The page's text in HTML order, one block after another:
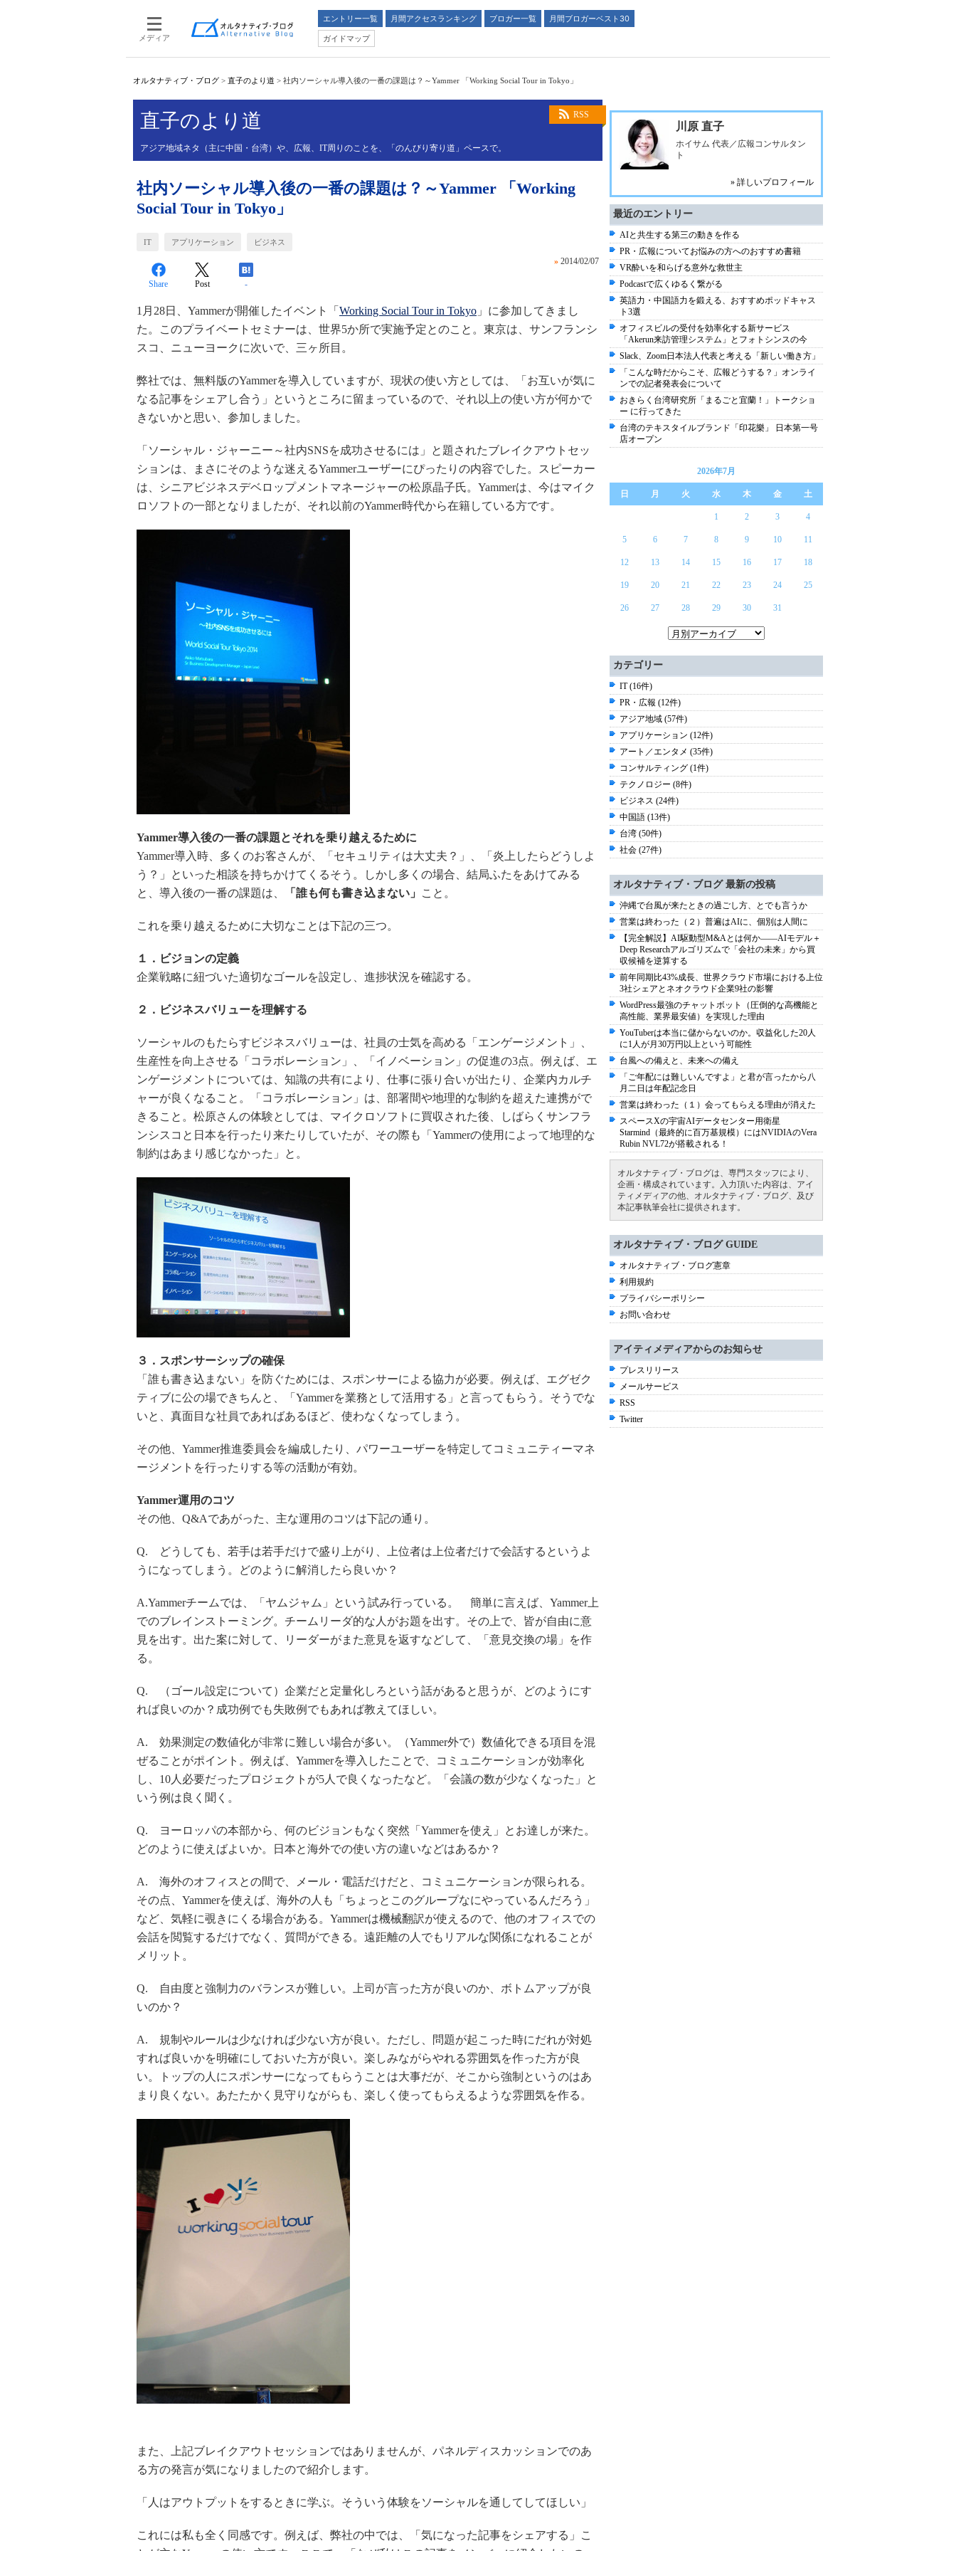
メディア
エントリー一覧 月間アクセスランキング ブロガー一覧
月間ブロガーベスト30
ガイドマップ
オルタナティブ・ブログ > 直子のより道 > 社内ソーシャル導入後の一番の課題は？～Yammer 「Working Social Tour in Tokyo」
RSS
直子のより道
アジア地域ネタ（主に中国・台湾）や、広報、IT周りのことを、「のんびり寄り道」ペースで。
社内ソーシャル導入後の一番の課題は？～Yammer 「Working
Social Tour in Tokyo」
IT アプリケーション ビジネス
» 2014/02/07
Share Post -
1月28日、Yammerが開催したイベント「 Working Social Tour in Tokyo 」に参加してきまし
た。このプライベートセミナーは、世界5か所で実施予定とのこと。東京は、サンフランシ
スコ、ニューヨークに次いで、三ヶ所目。
弊社では、無料版のYammerを導入していますが、現状の使い方としては、「お互いが気に
なる記事をシェアし合う」というところに留まっているので、それ以上の使い方が何かで
きないかと思い、参加しました。
「ソーシャル・ジャーニー～社内SNSを成功させるには」と題されたブレイクアウトセッ
ションは、まさにそのような迷えるYammerユーザーにぴったりの内容でした。スピーカー
は、シニアビジネスデベロップメントマネージャーの松原晶子氏。Yammerは、今はマイク
ロソフトの一部となりましたが、それ以前のYammer時代から在籍している方です。
Yammer導入後の一番の課題とそれを乗り越えるために
Yammer導入時、多くのお客さんが、「セキュリティは大丈夫？」、「炎上したらどうしよ
う？」といった相談を持ちかけてくるそう。しかし多くの場合、結局ふたをあけてみる
と、導入後の一番の課題は、
「誰も何も書き込まない」 こと。
これを乗り越えるために大切なことは下記の三つ。
１．ビジョンの定義
企業戦略に紐づいた適切なゴールを設定し、進捗状況を確認する。
２．ビジネスバリューを理解する
ソーシャルのもたらすビジネスバリューは、社員の士気を高める「エンゲージメント」、
生産性を向上させる「コラボレーション」、「イノベーション」の促進の3点。例えば、エ
ンゲージメントについては、知識の共有により、仕事に張り合いが出たり、企業内カルチ
ャーが良くなること。「コラボレーション」は、部署間や地理的な制約を超えた連携がで
きること。松原さんの体験としては、マイクロソフトに買収された後、しばらくサンフラ
ンシスコと日本を行ったり来たりしていたが、その際も「Yammerの使用によって地理的な
制約はあまり感じなかった」と。
３．スポンサーシップの確保
「誰も書き込まない」を防ぐためには、スポンサーによる協力が必要。例えば、エグゼク
ティブに公の場できちんと、「Yammerを業務として活用する」と言ってもらう。そうでな
いと、真面目な社員であればあるほど、使わなくなってしまう。
その他、Yammer推進委員会を編成したり、パワーユーザーを特定してコミュニティーマネ
ージメントを行ったりする等の活動が有効。
Yammer運用のコツ
その他、Q&Aであがった、主な運用のコツは下記の通り。
Q. どうしても、若手は若手だけで盛り上がり、上位者は上位者だけで会話するというよ
うになってしまう。どのように解消したら良いか？
A.Yammerチームでは、「ヤムジャム」という試み行っている。 簡単に言えば、Yammer上
でのブレインストーミング。チームリーダ的な人がお題を出す。その上で、皆が自由に意
見を出す。出た案に対して、リーダーがまた意見を返すなどして、「意見交換の場」を作
る。
Q. （ゴール設定について）企業だと定量化しろという話があると思うが、どのようにす
れば良いのか？成功例でも失敗例でもあれば教えてほしい。
A. 効果測定の数値化が非常に難しい場合が多い。（Yammer外で）数値化できる項目を混
ぜることがポイント。例えば、Yammerを導入したことで、コミュニケーションが効率化
し、10人必要だったプロジェクトが5人で良くなったなど。「会議の数が少なくなった」と
いう例は良く聞く。
Q. ヨーロッパの本部から、何のビジョンもなく突然「Yammerを使え」とお達しが来た。
どのように使えばよいか。日本と海外での使い方の違いなどはあるか？
A. 海外のオフィスとの間で、メール・電話だけだと、コミュニケーションが限られる。
その点、Yammerを使えば、海外の人も「ちょっとこのグループなにやっているんだろう」
など、気軽に覗きにくる場合がある。Yammerは機械翻訳が使えるので、他のオフィスでの
会話を閲覧するだけでなく、質問ができる。遠距離の人でもリアルな関係になれることが
メリット。
Q. 自由度と強制力のバランスが難しい。上司が言った方が良いのか、ボトムアップが良
いのか？
A. 規制やルールは少なければ少ない方が良い。ただし、問題が起こった時にだれが対処
すれば良いかを明確にしておいた方が良い。楽しみながらやれる雰囲気を作った方が良
い。トップの人にスポンサーになってもらうことは大事だが、そこから強制というのはあ
まり良くない。あたたかく見守りながらも、楽しく使ってもらえるような雰囲気を作る。
また、上記ブレイクアウトセッションではありませんが、パネルディスカッションでのあ
る方の発言が気になりましたので紹介します。
「人はアウトプットをするときに学ぶ。そういう体験をソーシャルを通してしてほしい」
これには私も全く同感です。例えば、弊社の中では、「気になった記事をシェアする」こ
川原 直子
ホイサム 代表／広報コンサルタン
ト
» 詳しいプロフィール
最近のエントリー
AIと共生する第三の動きを作る
PR・広報についてお悩みの方へのおすすめ書籍
VR酔いを和らげる意外な救世主
Podcastで広くゆるく繋がる
英語力・中国語力を鍛える、おすすめポッドキャス
ト3選
オフィスビルの受付を効率化する新サービス
「Akerun来訪管理システム」とフォトシンスの今
Slack、Zoom日本法人代表と考える「新しい働き方」
「こんな時だからこそ、広報どうする？」オンライ
ンでの記者発表会について
おきらく台湾研究所「まるごと宜蘭！」トークショ
ー に行ってきた
台湾のテキスタイルブランド「印花樂」 日本第一号
店オープン
2026年7月
日 月 火 水 木 金 土
1 2 3 4
5 6 7 8 9 10 11
12 13 14 15 16 17 18
19 20 21 22 23 24 25
26 27 28 29 30 31
カテゴリー
IT (16件)
PR・広報 (12件)
アジア地域 (57件)
アプリケーション (12件)
アート／エンタメ (35件)
コンサルティング (1件)
テクノロジー (8件)
ビジネス (24件)
中国語 (13件)
台湾 (50件)
社会 (27件)
オルタナティブ・ブログ 最新の投稿
沖縄で台風が来たときの過ごし方、とでも言うか
営業は終わった（２）普遍はAIに、個別は人間に
【完全解説】AI駆動型M&Aとは何か――AIモデル＋
Deep Researchアルゴリズムで「会社の未来」から買
収候補を逆算する
前年同期比43%成長、世界クラウド市場における上位
3社シェアとネオクラウド企業9社の影響
WordPress最強のチャットボット（圧倒的な高機能と
高性能、業界最安値）を実現した理由
YouTuberは本当に儲からないのか。収益化した20人
に1人が月30万円以上という可能性
台風への備えと、未来への備え
「ご年配には難しいんですよ」と君が言ったから八
月二日は年配記念日
営業は終わった（１）会ってもらえる理由が消えた
スペースXの宇宙AIデータセンター用衛星
Starmind（最終的に百万基規模）にはNVIDIAのVera
Rubin NVL72が搭載される！
オルタナティブ・ブログは、専門スタッフにより、
企画・構成されています。入力頂いた内容は、アイ
ティメディアの他、オルタナティブ・ブログ、及び
本記事執筆会社に提供されます。
オルタナティブ・ブログ GUIDE
オルタナティブ・ブログ憲章
利用規約
プライバシーポリシー
お問い合わせ
アイティメディアからのお知らせ
プレスリリース
メールサービス
RSS
Twitter